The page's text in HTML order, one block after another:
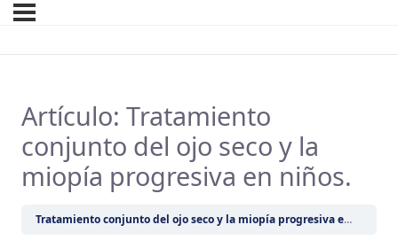
Artículo: Tratamiento
conjunto del ojo seco y la
miopía progresiva en niños.
Tratamiento conjunto del ojo seco y la miopía progresiva en niños